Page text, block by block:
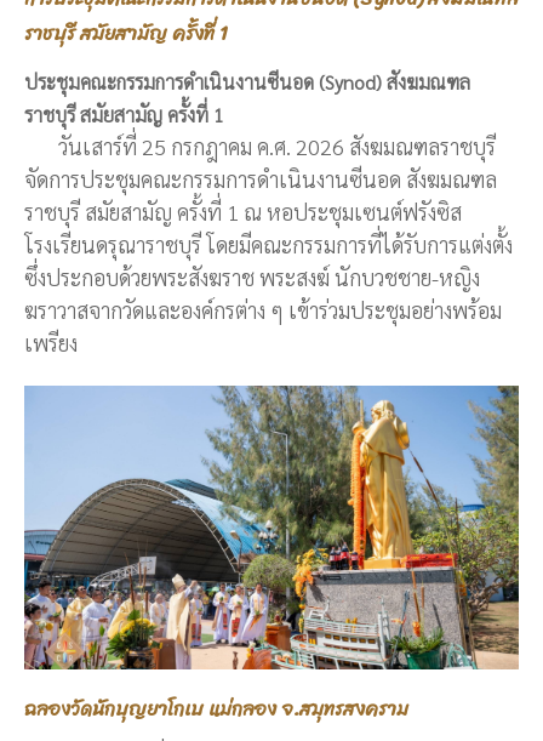
ราชบุรี สมัยสามัญ ครั้งที่ 1
ประชุมคณะกรรมการดำเนินงานซีนอด (Synod) สังฆมณฑล
ราชบุรี สมัยสามัญ ครั้งที่ 1
วันเสาร์ที่ 25 กรกฎาคม ค.ศ. 2026 สังฆมณฑลราชบุรี
จัดการประชุมคณะกรรมการดำเนินงานซีนอด สังฆมณฑล
ราชบุรี สมัยสามัญ ครั้งที่ 1 ณ หอประชุมเซนต์ฟรังซิส
โรงเรียนดรุณาราชบุรี โดยมีคณะกรรมการที่ได้รับการแต่งตั้ง
ซึ่งประกอบด้วยพระสังฆราช พระสงฆ์ นักบวชชาย-หญิง
ฆราวาสจากวัดและองค์กรต่าง ๆ เข้าร่วมประชุมอย่างพร้อม
เพรียง
ฉลองวัดนักบุญยาโกเบ แม่กลอง จ.สมุทรสงคราม